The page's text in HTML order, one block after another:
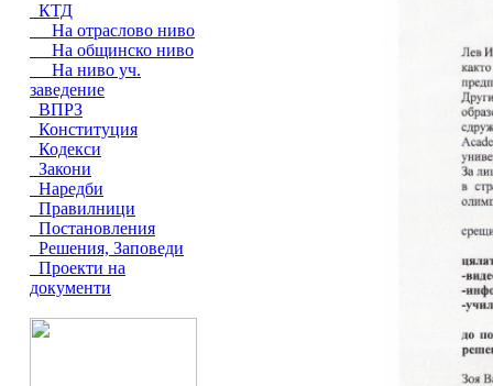
КТД
На отраслово ниво
На общинско ниво
На ниво уч.
заведение
ВПРЗ
Конституция
Кодекси
Закони
Наредби
Правилници
Постановления
Решения, Заповеди
Проекти на
документи